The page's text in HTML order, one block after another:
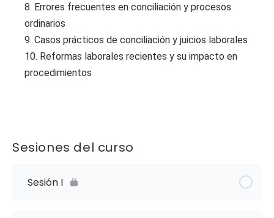
8. Errores frecuentes en conciliación y procesos
ordinarios
9. Casos prácticos de conciliación y juicios laborales
10. Reformas laborales recientes y su impacto en
procedimientos
Sesiones del curso
Sesión I